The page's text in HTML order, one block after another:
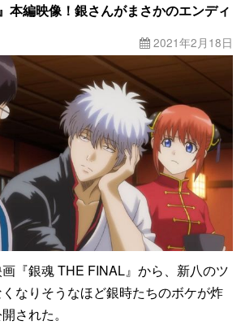
本編映像！銀さんがまさかのエンディ
2021年2月18日
『銀魂 THE FINAL』から、新八のツ
なりそうなほど銀時たちのボケが炸
された。